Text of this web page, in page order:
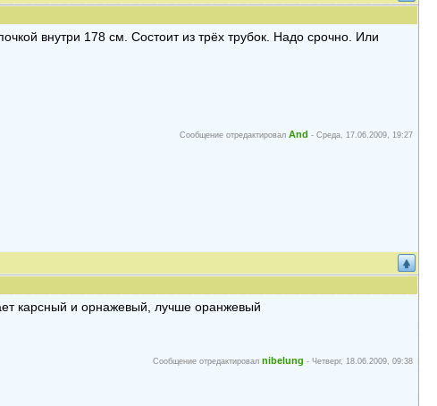
внутри 178 см. Состоит из трёх трубок. Надо срочно. Или
Сообщение отредактировал And - Среда, 17.06.2009, 19:27
карсный и орнажевый, лучше оранжевый
Сообщение отредактировал nibelung - Четверг, 18.06.2009, 09:38